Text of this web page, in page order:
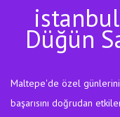
istanbul
Düğün
Maltepe'de özel
başarısını doğrudan